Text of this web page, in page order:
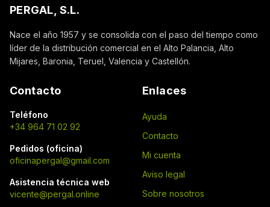
PERGAL, S.L.
Nace el año 1957 y se consolida con el paso del tiempo como
líder de la distribución comercial en el Alto Palancia, Alto
Mijares, Baronia, Teruel, Valencia y Castellón.
Contacto
Teléfono
+34 964 71 02 92
Pedidos (oficina)
oficinapergal@gmail.com
Asistencia técnica web
vicente@pergal.online
Enlaces
Ayuda
Contacto
Mi cuenta
Aviso legal
Sobre nosotros